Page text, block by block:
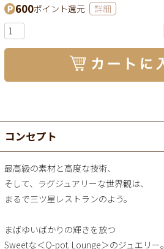
600ポイント還元 詳細
コンセプト
最高級の素材と高度な技術、
そして、ラグジュアリーな世界観は、
まるで三ツ星レストランのよう。
まばゆいばかりの輝きを放つ
Sweetな＜Q-pot. Lounge＞のジュエリー。